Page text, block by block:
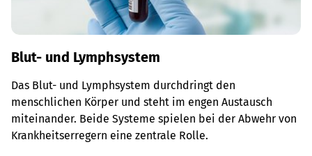
Blut- und Lymphsystem
Das Blut- und Lymphsystem durchdringt den
menschlichen Körper und steht im engen Austausch
miteinander. Beide Systeme spielen bei der Abwehr von
Krankheitserregern eine zentrale Rolle.